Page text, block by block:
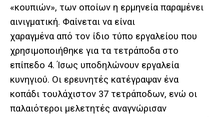
«κουπιών», των οποίων η ερμηνεία παραμένει
αινιγματική. Φαίνεται να είναι
χαραγμένα από τον ίδιο τύπο εργαλείου που
χρησιμοποιήθηκε για τα τετράποδα στο
επίπεδο 4. Ίσως υποδηλώνουν εργαλεία
κυνηγιού. Οι ερευνητές κατέγραψαν ένα
κοπάδι τουλάχιστον 37 τετράποδων, ενώ οι
παλαιότεροι μελετητές αναγνώρισαν